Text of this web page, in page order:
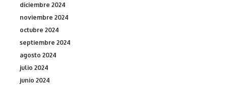
diciembre 2024
noviembre 2024
octubre 2024
septiembre 2024
agosto 2024
julio 2024
junio 2024